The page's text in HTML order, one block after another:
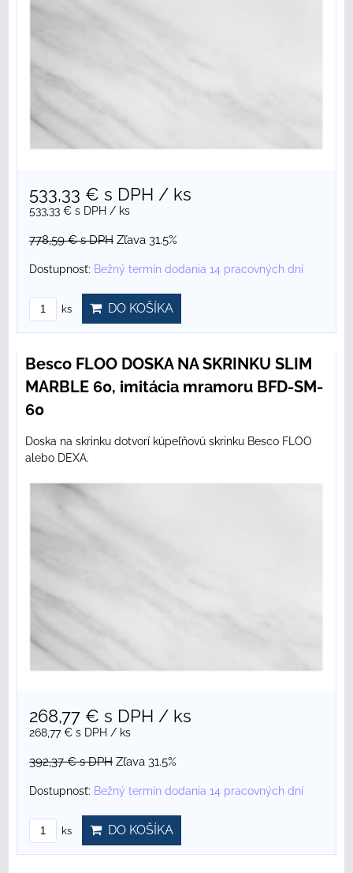
533,33 € s DPH / ks
533,33 € s DPH / ks
778,59 €s DPH Zľava 31.5%
Dostupnosť: Bežný termín dodania 14 pracovných dní
ks DO KOŠÍKA
Besco FLOO DOSKA NA SKRINKU SLIM
MARBLE 60, imitácia mramoru BFD-SM-
60
Doska na skrinku dotvorí kúpeľňovú skrinku Besco FLOO
alebo DEXA.
268,77 € s DPH / ks
268,77 € s DPH / ks
392,37 €s DPH Zľava 31.5%
Dostupnosť: Bežný termín dodania 14 pracovných dní
ks DO KOŠÍKA